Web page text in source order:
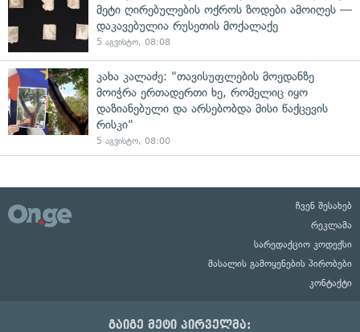
მეტი ღირებულების ოქროს ზოდები ამოიღეს —
დაკავებულია რუსეთის მოქალაქე
5 აგვისტო, 08:08
კახა კალაძე: "თავისუფლების მოედანზე
მოიჭრა ერთადერთი ხე, რომელიც იყო
დაზიანებული და არსებობდა მისი წაქცევის
რისკი"
5 აგვისტო, 08:00
ჩვენ შესახებ
რეკლამა
სარედაქციო კოდექსი
მასალის გამოყენების პირობები
კონტაქტი
გაიგე მეტი პირველმა: